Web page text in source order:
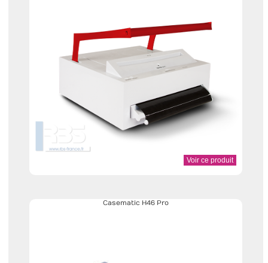
Voir ce produit
Casematic H46 Pro